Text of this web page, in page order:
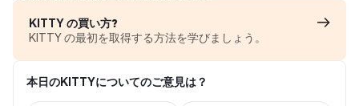
KITTY の買い方?
KITTY の最初を取得する方法を学びましょう。
本日のKITTYについてのご意見は？